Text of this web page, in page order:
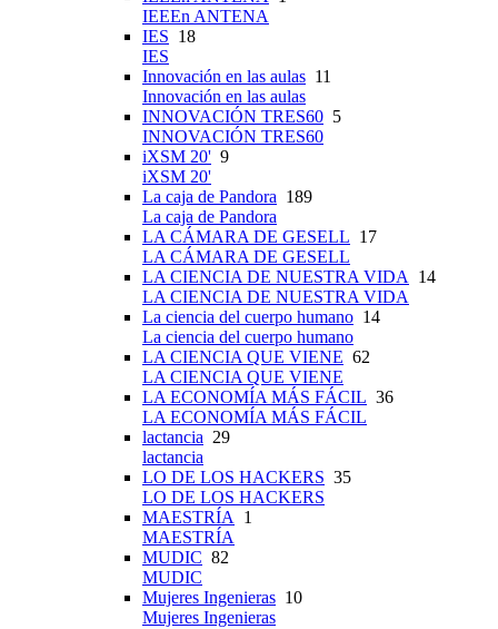
IEEEn ANTENA
IES 18
IES
Innovación en las aulas 11
Innovación en las aulas
INNOVACIÓN TRES60 5
INNOVACIÓN TRES60
iXSM 20' 9
iXSM 20'
La caja de Pandora 189
La caja de Pandora
LA CÁMARA DE GESELL 17
LA CÁMARA DE GESELL
LA CIENCIA DE NUESTRA VIDA
14
LA CIENCIA DE NUESTRA VIDA
La ciencia del cuerpo humano 14
La ciencia del cuerpo humano
LA CIENCIA QUE VIENE 62
LA CIENCIA QUE VIENE
LA ECONOMÍA MÁS FÁCIL 36
LA ECONOMÍA MÁS FÁCIL
lactancia 29
lactancia
LO DE LOS HACKERS 35
LO DE LOS HACKERS
MAESTRÍA
1
MAESTRÍA
MUDIC 82
MUDIC
Mujeres Ingenieras 10
Mujeres Ingenieras